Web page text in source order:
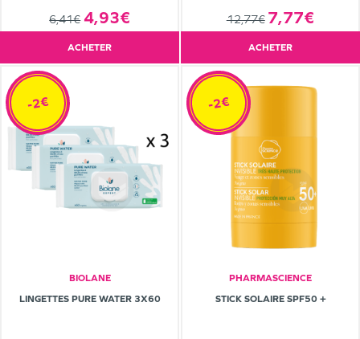
6,41€ 4,93€
ACHETER
12,77€ 7,77€
ACHETER
BIOLANE
LINGETTES PURE WATER 3X60
-2€
PHARMASCIENCE
STICK SOLAIRE SPF50 +
-2€